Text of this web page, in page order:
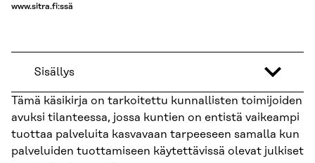
www.sitra.fi:ssä
Sisällys
Tämä käsikirja on tarkoitettu kunnallisten toimijoiden
avuksi tilanteessa, jossa kuntien on entistä vaikeampi
tuottaa palveluita kasvavaan tarpeeseen samalla kun
palveluiden tuottamiseen käytettävissä olevat julkiset